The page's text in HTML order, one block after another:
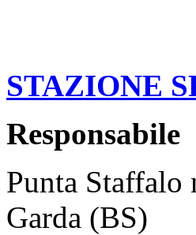
STAZIONE
Responsabile
Punta Staffalo
Garda (BS)